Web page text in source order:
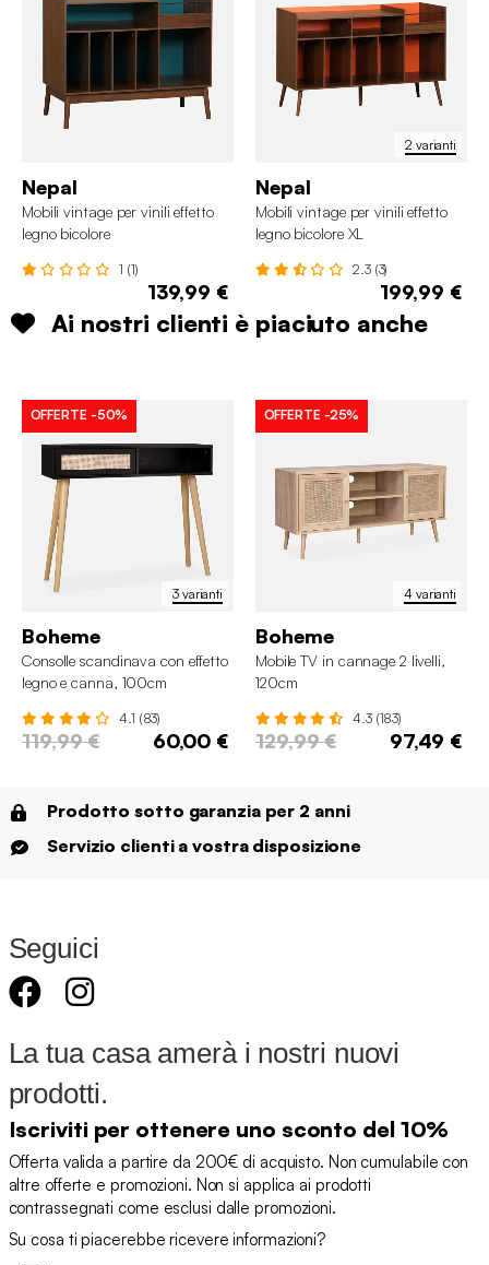
Nepal
Mobili vintage per vinili effetto
legno bicolore
1 (1)
139,99 €
2 varianti
Nepal
Mobili vintage per vinili effetto
legno bicolore XL
2.3 (3)
199,99 €
Ai nostri clienti è piaciuto anche
3 varianti
OFFERTE -50%
Boheme
Consolle scandinava con effetto
legno e canna, 100cm
4.1 (83)
119,99 € 60,00 €
4 varianti
OFFERTE -25%
Boheme
Mobile TV in cannage 2 livelli,
120cm
4.3 (183)
129,99 € 97,49 €
Prodotto sotto garanzia per 2 anni
Servizio clienti a vostra disposizione
Seguici
La tua casa amerà i nostri nuovi
prodotti.
Iscriviti per ottenere uno sconto del 10%
Offerta valida a partire da 200€ di acquisto. Non cumulabile con
altre offerte e promozioni. Non si applica ai prodotti
contrassegnati come esclusi dalle promozioni.
Su cosa ti piacerebbe ricevere informazioni?